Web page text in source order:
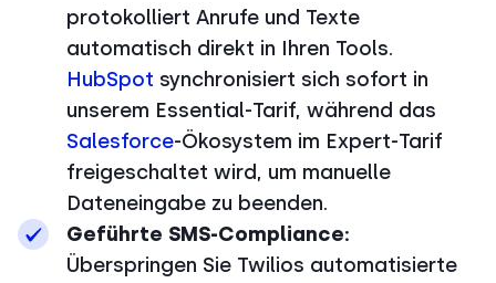
protokolliert Anrufe und Texte
automatisch direkt in Ihren Tools.
HubSpot synchronisiert sich sofort in
unserem Essential-Tarif, während das
Salesforce-Ökosystem im Expert-Tarif
freigeschaltet wird, um manuelle
Dateneingabe zu beenden.
Geführte SMS-Compliance:
Überspringen Sie Twilios automatisierte